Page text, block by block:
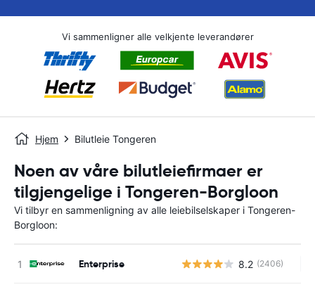
Vi sammenligner alle velkjente leverandører
Hjem Bilutleie Tongeren
Noen av våre bilutleiefirmaer er
tilgjengelige i Tongeren-Borgloon
Vi tilbyr en sammenligning av alle leiebilselskaper i Tongeren-
Borgloon:
Enterprise 8.2 (2406)